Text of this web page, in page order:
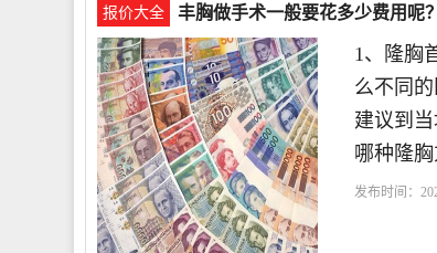
报价大全 丰胸做手术一般要花多少费用呢？
1、隆胸
么不同
建议到
哪种隆胸
发布时间：